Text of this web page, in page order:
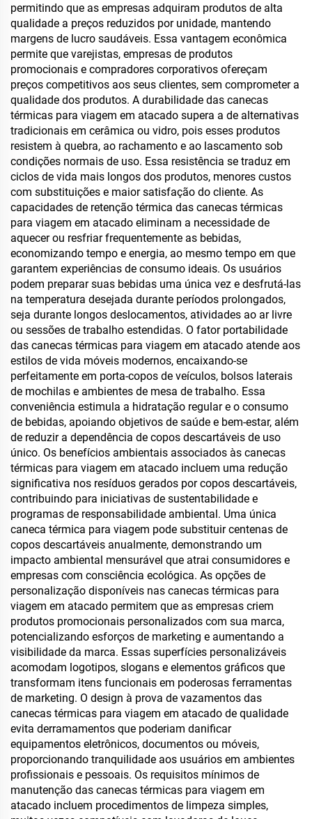
permitindo que as empresas adquiram produtos de alta
qualidade a preços reduzidos por unidade, mantendo
margens de lucro saudáveis. Essa vantagem econômica
permite que varejistas, empresas de produtos
promocionais e compradores corporativos ofereçam
preços competitivos aos seus clientes, sem comprometer a
qualidade dos produtos. A durabilidade das canecas
térmicas para viagem em atacado supera a de alternativas
tradicionais em cerâmica ou vidro, pois esses produtos
resistem à quebra, ao rachamento e ao lascamento sob
condições normais de uso. Essa resistência se traduz em
ciclos de vida mais longos dos produtos, menores custos
com substituições e maior satisfação do cliente. As
capacidades de retenção térmica das canecas térmicas
para viagem em atacado eliminam a necessidade de
aquecer ou resfriar frequentemente as bebidas,
economizando tempo e energia, ao mesmo tempo em que
garantem experiências de consumo ideais. Os usuários
podem preparar suas bebidas uma única vez e desfrutá-las
na temperatura desejada durante períodos prolongados,
seja durante longos deslocamentos, atividades ao ar livre
ou sessões de trabalho estendidas. O fator portabilidade
das canecas térmicas para viagem em atacado atende aos
estilos de vida móveis modernos, encaixando-se
perfeitamente em porta-copos de veículos, bolsos laterais
de mochilas e ambientes de mesa de trabalho. Essa
conveniência estimula a hidratação regular e o consumo
de bebidas, apoiando objetivos de saúde e bem-estar, além
de reduzir a dependência de copos descartáveis de uso
único. Os benefícios ambientais associados às canecas
térmicas para viagem em atacado incluem uma redução
significativa nos resíduos gerados por copos descartáveis,
contribuindo para iniciativas de sustentabilidade e
programas de responsabilidade ambiental. Uma única
caneca térmica para viagem pode substituir centenas de
copos descartáveis anualmente, demonstrando um
impacto ambiental mensurável que atrai consumidores e
empresas com consciência ecológica. As opções de
personalização disponíveis nas canecas térmicas para
viagem em atacado permitem que as empresas criem
produtos promocionais personalizados com sua marca,
potencializando esforços de marketing e aumentando a
visibilidade da marca. Essas superfícies personalizáveis
acomodam logotipos, slogans e elementos gráficos que
transformam itens funcionais em poderosas ferramentas
de marketing. O design à prova de vazamentos das
canecas térmicas para viagem em atacado de qualidade
evita derramamentos que poderiam danificar
equipamentos eletrônicos, documentos ou móveis,
proporcionando tranquilidade aos usuários em ambientes
profissionais e pessoais. Os requisitos mínimos de
manutenção das canecas térmicas para viagem em
atacado incluem procedimentos de limpeza simples,